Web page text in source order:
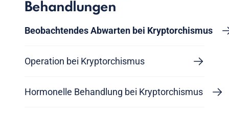
Behandlungen
Beobachtendes Abwarten bei Kryptorchismus
Operation bei Kryptorchismus
Hormonelle Behandlung bei Kryptorchismus